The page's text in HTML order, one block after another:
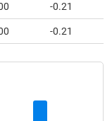
-0.21
-0.21